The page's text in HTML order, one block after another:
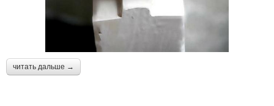
читать дальше →